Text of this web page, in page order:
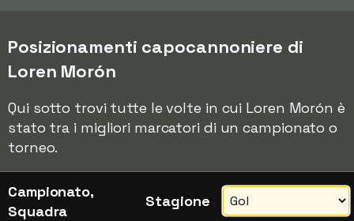
Posizionamenti capocannoniere di
Loren Morón
Qui sotto trovi tutte le volte in cui Loren Morón è
stato tra i migliori marcatori di un campionato o
torneo.
Campionato,
Squadra
Stagione